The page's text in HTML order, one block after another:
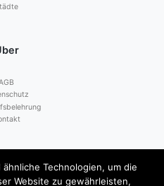
mit
Technologien, um die
Website zu gewährleisten,